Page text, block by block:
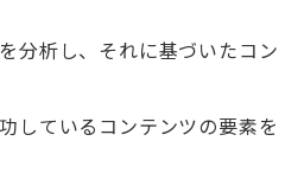
分析し、それに基づいたコン
しているコンテンツの要素を